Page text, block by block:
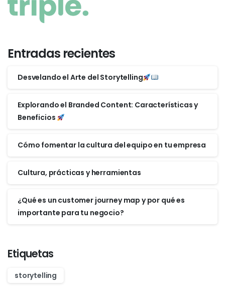
Entradas recientes
Desvelando el Arte del Storytelling
Explorando el Branded Content: Características y
Beneficios
Cómo fomentar la cultura del equipo en tu empresa
Cultura, prácticas y herramientas
¿Qué es un customer journey map y por qué es
importante para tu negocio?
Etiquetas
storytelling